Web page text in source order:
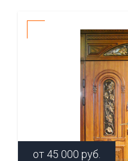
от 45 000 руб.